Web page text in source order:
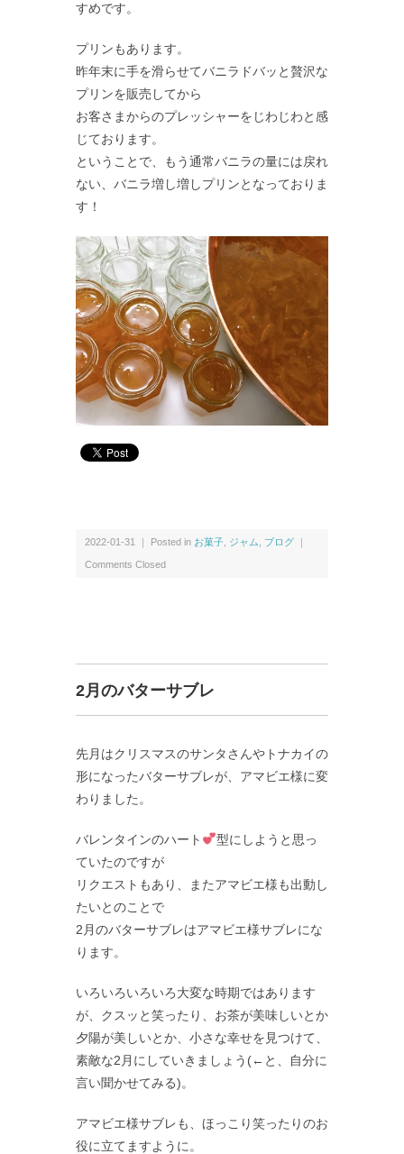
すめです。
プリンもあります。
昨年末に手を滑らせてバニラドバッと贅沢な
プリンを販売してから
お客さまからのプレッシャーをじわじわと感
じております。
ということで、もう通常バニラの量には戻れ
ない、バニラ増し増しプリンとなっておりま
す！
2022-01-31 ｜ Posted in お菓子 ジャム ブログ ｜
Comments Closed
2月のバターサブレ
先月はクリスマスのサンタさんやトナカイの
形になったバターサブレが、アマビエ様に変
わりました。
バレンタインのハート
型にしようと思っ
ていたのですが
リクエストもあり、またアマビエ様も出動し
たいとのことで
2月のバターサブレはアマビエ様サブレにな
ります。
いろいろいろいろ大変な時期ではあります
が、クスッと笑ったり、お茶が美味しいとか
夕陽が美しいとか、小さな幸せを見つけて、
素敵な2月にしていきましょう(←と、自分に
言い聞かせてみる)。
アマビエ様サブレも、ほっこり笑ったりのお
役に立てますように。